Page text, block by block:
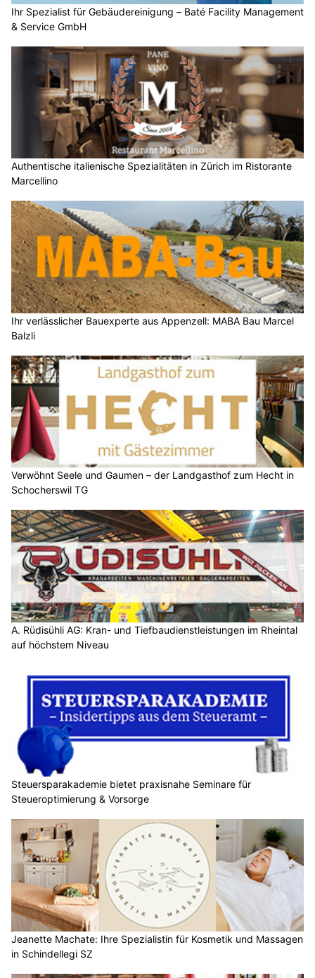
Ihr Spezialist für Gebäudereinigung – Baté Facility Management
& Service GmbH
Authentische italienische Spezialitäten in Zürich im Ristorante
Marcellino
Ihr verlässlicher Bauexperte aus Appenzell: MABA Bau Marcel
Balzli
Verwöhnt Seele und Gaumen – der Landgasthof zum Hecht in
Schocherswil TG
A. Rüdisühli AG: Kran- und Tiefbaudienstleistungen im Rheintal
auf höchstem Niveau
Steuersparakademie bietet praxisnahe Seminare für
Steueroptimierung & Vorsorge
Jeanette Machate: Ihre Spezialistin für Kosmetik und Massagen
in Schindellegi SZ